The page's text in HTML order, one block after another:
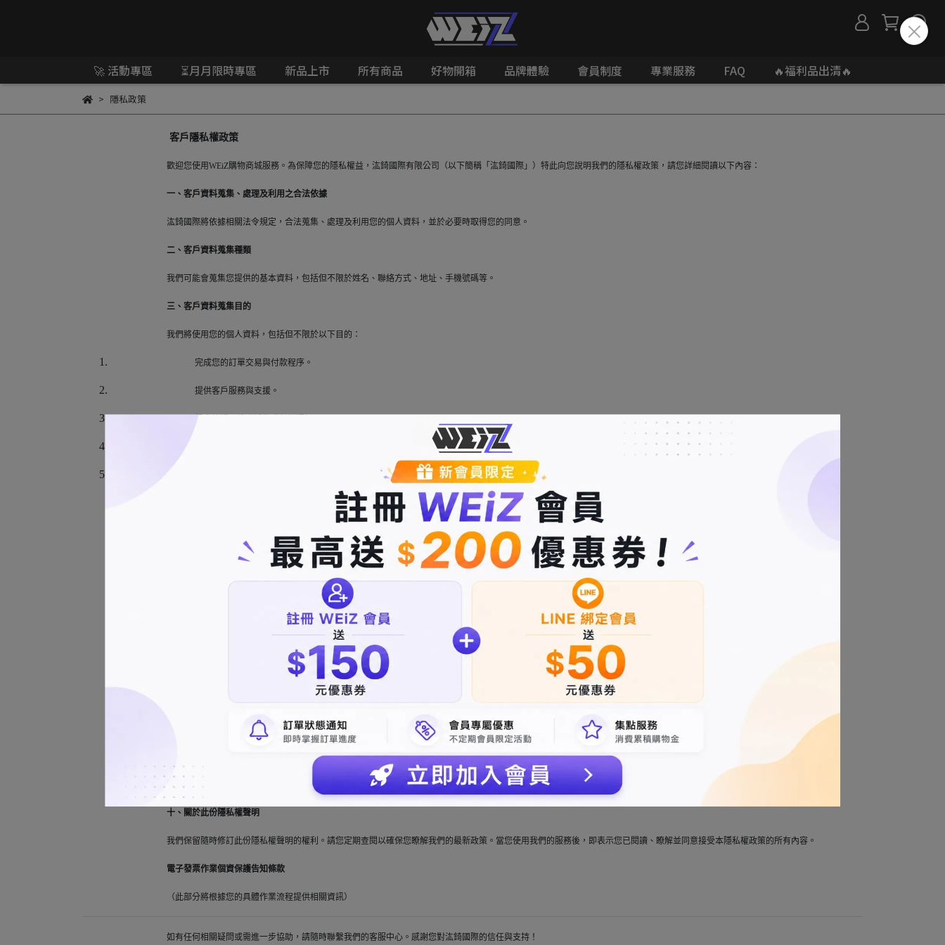
🚀 活動專區 ⏳月月限時專區 新品上市 所有商品 好物開箱 品牌體驗 會員制度 專業服務 FAQ 🔥福利品出清🔥
隱私政策
客戶隱私權政策
歡迎您使用WEiZ購物商城服務。為保障您的隱私權益，汯錡國際有限公司（以下簡稱「汯錡國際」）特此向您說明我們的隱私權政策，請您詳細閱讀以下內容：
一、客戶資料蒐集、處理及利用之合法依據
汯錡國際將依據相關法令規定，合法蒐集、處理及利用您的個人資料，並於必要時取得您的同意。
二、客戶資料蒐集種類
我們可能會蒐集您提供的基本資料，包括但不限於姓名、聯絡方式、地址、手機號碼等。
三、客戶資料蒐集目的
我們將使用您的個人資料，包括但不限於以下目的：
完成您的訂單交易與付款程序。
提供客戶服務與支援。
我們將依照相關法令規定，保存您的個人資料，並在必要時進行更新。您的個人資料可能會被用於您所在地區或我們所在地區。
五、客戶資料移轉、揭露對象及方式
我們僅在必要範圍內，將您的個人資料提供給相關合作夥伴，以完成您的訂單或提供相關服務。我們保證在合理範圍內保護您的個人隱私。
六、客戶資料保存期間及儲存保管安全
我們將採取適當的技術措施，確保您的個人資料安全儲存。我們將依法保存您的資料，並在不再需要時進行銷毀或匿名處理。
您可隨時向我們請求查詢、更正或刪除您的個人資料，或向我們提出限制資料處理及異議等相關請求。您也有權利隨時撤回您的同意。
八、資料正確性之權益影響
為確保您的個人資料正確無誤，請您主動提供最新、正確的資料。若您提供不正確或過時的資料，可能導致無法完成訂單交易或影響相關服務品質。
九、若您對本份隱私保護聲明有任何疑問，請逕洽客服中心聯絡客服。
十、關於此份隱私權聲明
我們保留隨時修訂此份隱私權聲明的權利。請您定期查閱以確保您瞭解我們的最新政策。當您使用我們的服務後，即表示您已閱讀、瞭解並同意接受本隱私權政策的所有內容。
電子發票作業個資保護告知條款
（此部分將根據您的具體作業流程提供相關資訊）
如有任何相關疑問或需進一步協助，請隨時聯繫我們的客服中心。感謝您對汯錡國際的信任與支持！